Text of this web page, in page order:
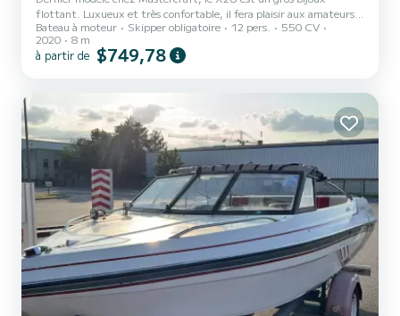
flottant. Luxueux et très confortable, il fera plaisir aux amateurs
de wake et wake surf en offrant la plus belle vague du lac d’Annecy.
Le capitaine, Eric sera votre compagnon, à votre écoute tout au
long de votre journée. Du matériel de sports nautiques peut-être
cours, nos partenaires, moniteurs, pourrons se...
Bateau à moteur Skipper obligatoire 12 pers.
550 CV
2020
8 m
à partir de $749,78